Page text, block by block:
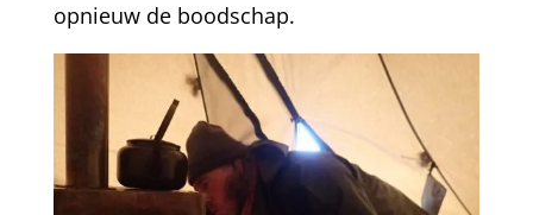
opnieuw de boodschap.